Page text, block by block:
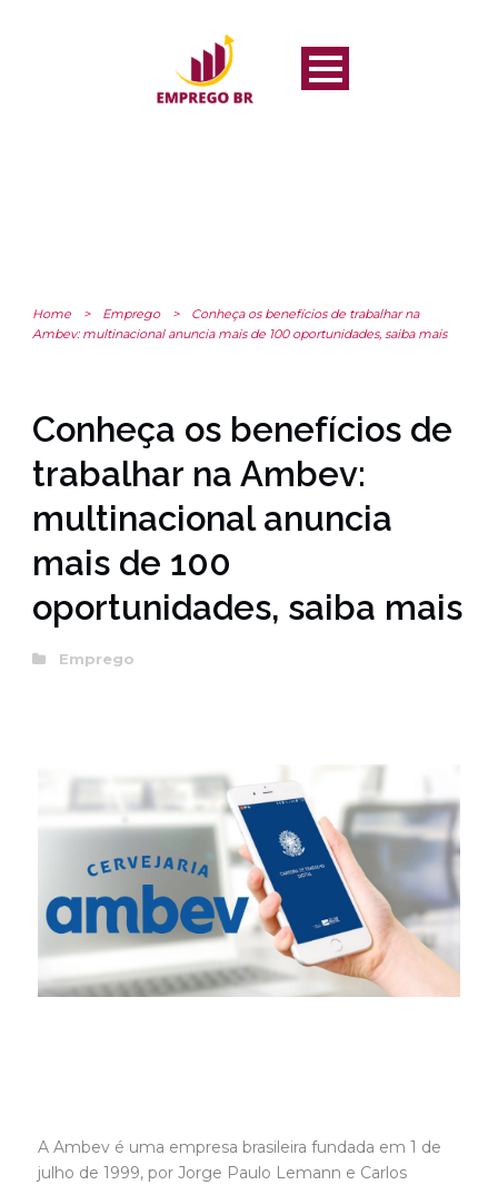
Home > Emprego >
Conheça os benefícios de trabalhar na
Ambev: multinacional anuncia mais de 100 oportunidades, saiba mais
Conheça os benefícios de
trabalhar na Ambev:
multinacional anuncia
mais de 100
oportunidades, saiba mais
Emprego
A Ambev é uma empresa brasileira fundada em 1 de
julho de 1999, por Jorge Paulo Lemann e Carlos